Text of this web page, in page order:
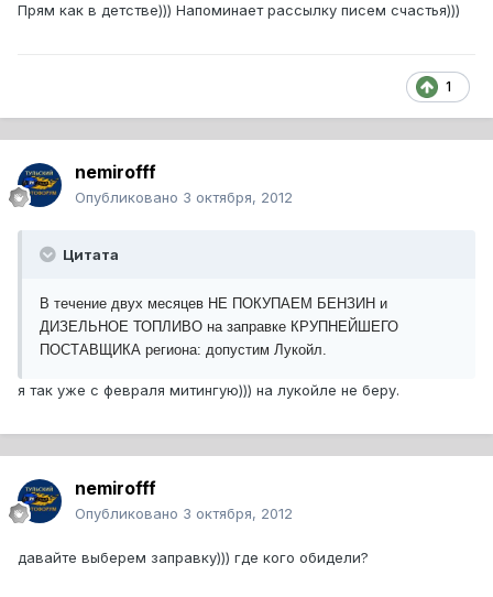
Прям как в детстве))) Напоминает рассылку писем счастья)))
1
nemirofff
Опубликовано 3 октября, 2012
Цитата
В течение двух месяцев НЕ ПОКУПАЕМ БЕНЗИН и
ДИЗЕЛЬНОЕ ТОПЛИВО на заправке КРУПНЕЙШЕГО
ПОСТАВЩИКА региона: допустим Лукойл.
я так уже с февраля митингую))) на лукойле не беру.
nemirofff
Опубликовано 3 октября, 2012
давайте выберем заправку))) где кого обидели?